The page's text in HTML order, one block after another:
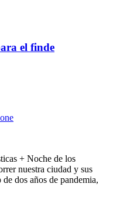
el finde
+ Noche de los
nuestra ciudad y sus
dos años de pandemia,